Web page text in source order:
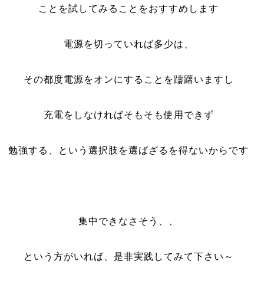
ことを試してみることをおすすめします
電源を切っていれば多少は、
その都度電源をオンにすることを躊躇いますし
充電をしなければそもそも使用できず
勉強する、という選択肢を選ばざるを得ないからです
集中できなさそう、、
という方がいれば、是非実践してみて下さい～